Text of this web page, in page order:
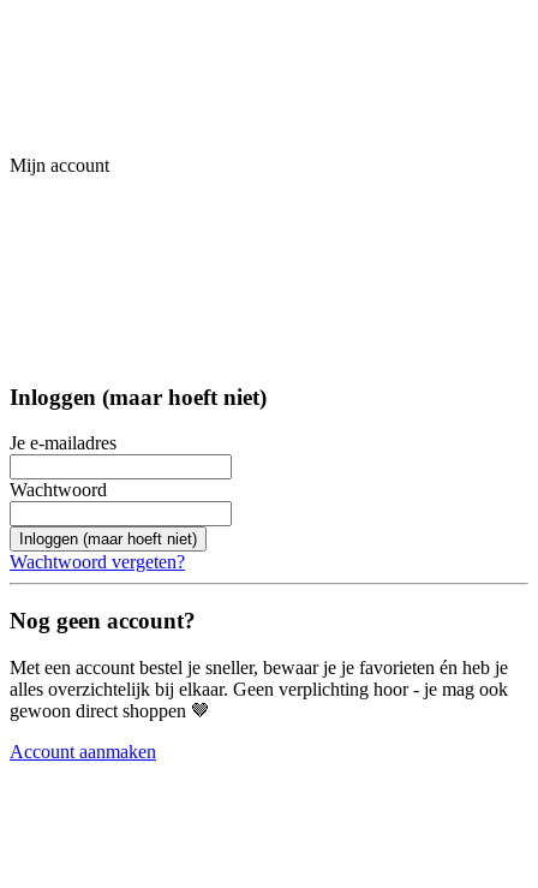
Mijn account
Inloggen (maar hoeft niet)
Je e-mailadres
Wachtwoord
Inloggen (maar hoeft niet)
Wachtwoord vergeten?
Nog geen account?
Met een account bestel je sneller, bewaar je je favorieten én heb je
alles overzichtelijk bij elkaar. Geen verplichting hoor - je mag ook
gewoon direct shoppen 🤎
Account aanmaken